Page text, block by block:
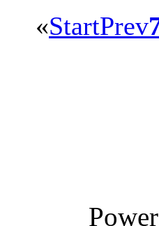
«StartPrev